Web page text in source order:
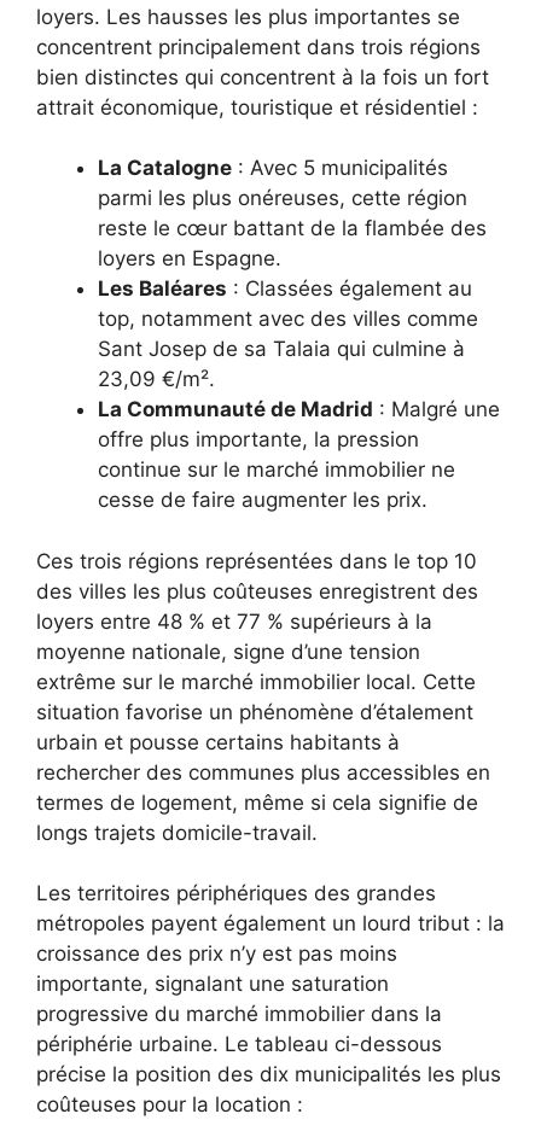
loyers. Les hausses les plus importantes se
concentrent principalement dans trois régions
bien distinctes qui concentrent à la fois un fort
attrait économique, touristique et résidentiel :
La Catalogne : Avec 5 municipalités
parmi les plus onéreuses, cette région
reste le cœur battant de la flambée des
loyers en Espagne.
Les Baléares : Classées également au
top, notamment avec des villes comme
Sant Josep de sa Talaia qui culmine à
23,09 €/m².
La Communauté de Madrid : Malgré une
offre plus importante, la pression
continue sur le marché immobilier ne
cesse de faire augmenter les prix.
Ces trois régions représentées dans le top 10
des villes les plus coûteuses enregistrent des
loyers entre 48 % et 77 % supérieurs à la
moyenne nationale, signe d’une tension
extrême sur le marché immobilier local. Cette
situation favorise un phénomène d’étalement
urbain et pousse certains habitants à
rechercher des communes plus accessibles en
termes de logement, même si cela signifie de
longs trajets domicile-travail.
Les territoires périphériques des grandes
métropoles payent également un lourd tribut : la
croissance des prix n’y est pas moins
importante, signalant une saturation
progressive du marché immobilier dans la
périphérie urbaine. Le tableau ci-dessous
précise la position des dix municipalités les plus
coûteuses pour la location :